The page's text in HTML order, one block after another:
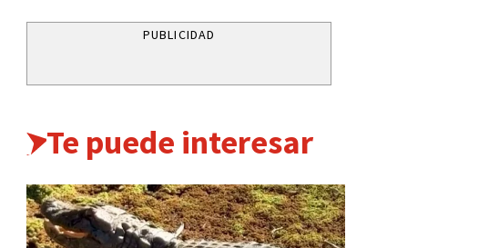
PUBLICIDAD
Te puede interesar